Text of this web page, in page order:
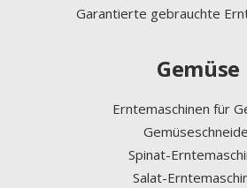
Garantierte gebrauchte
Gemüse
Erntemaschinen für
Spinat-
Salat-